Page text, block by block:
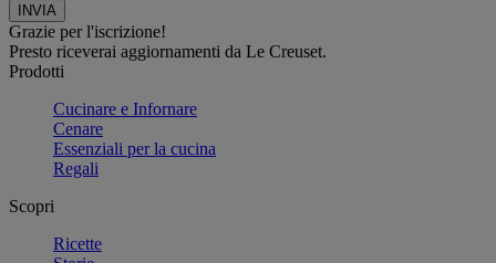
Grazie per l'iscrizione!
Presto riceverai aggiornamenti da Le Creuset.
Prodotti
Cucinare e Infornare
Cenare
Essenziali per la cucina
Regali
Scopri
Ricette